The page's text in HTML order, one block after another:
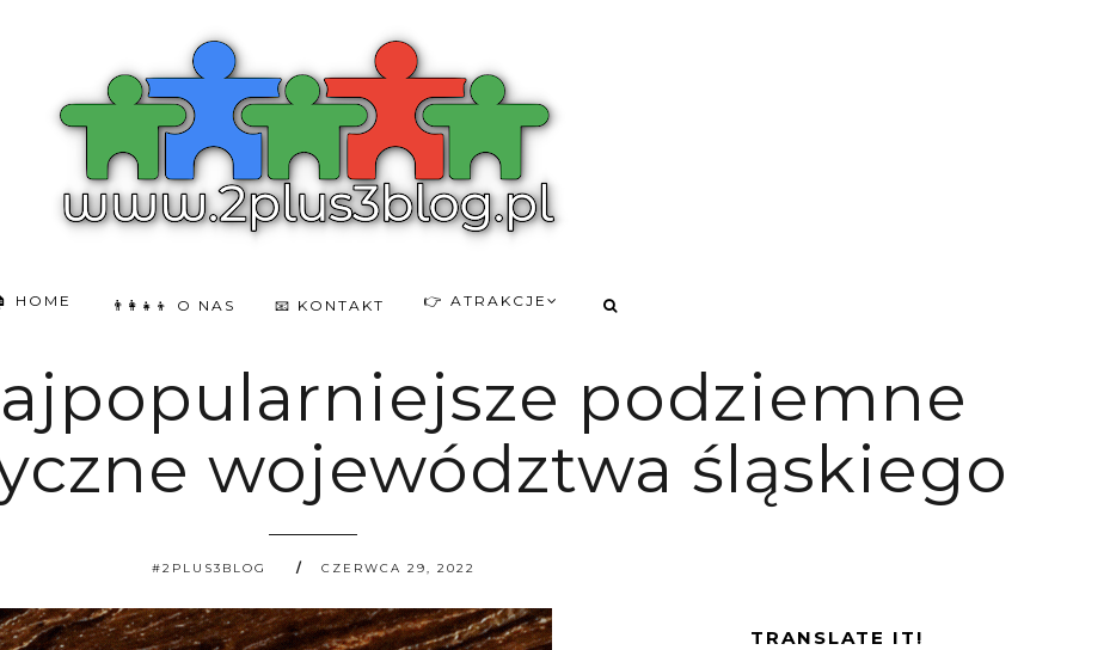
HOME 👨‍👩‍👧‍👦 O NAS 📧 KONTAKT 👉 ATRAKCJE
podziemne
województwa śląskiego
#2PLUS3BLOG CZERWCA 29, 2022
TRANSLATE IT!